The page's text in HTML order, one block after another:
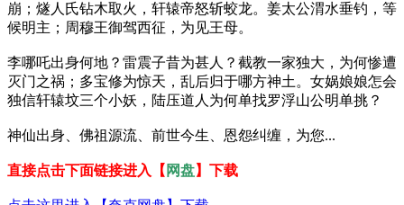
崩；燧人氏钻木取火，轩辕帝怒斩蛟龙。姜太公渭水垂钓，等
候明主；周穆王御驾西征，为见王母。
李哪吒出身何地？雷震子昔为甚人？截教一家独大，为何惨遭
灭门之祸；多宝修为惊天，乱后归于哪方神土。女娲娘娘怎会
独信轩辕坟三个小妖，陆压道人为何单找罗浮山公明单挑？
神仙出身、佛祖源流、前世今生、恩怨纠缠，为您...
直接点击下面链接进入【 网盘】下载